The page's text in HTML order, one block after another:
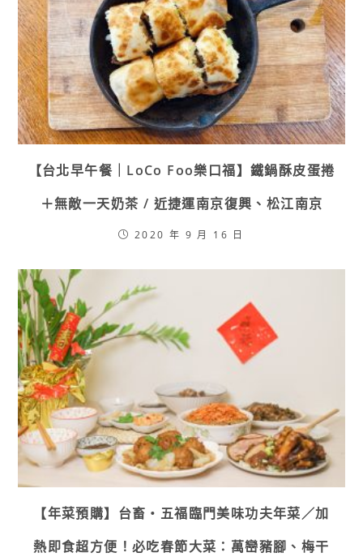
【台北早午餐｜LoCo Foo樂口福】鐵鍋酥皮蛋捲
＋無敵一天奶茶 / 近捷運南京復興、松江南京
2020 年 9 月 16 日
【年菜預購】台畜・五福臨門美味功夫年菜／加
熱即食超方便！必吃春節大菜：萬巒豬腳、梅干